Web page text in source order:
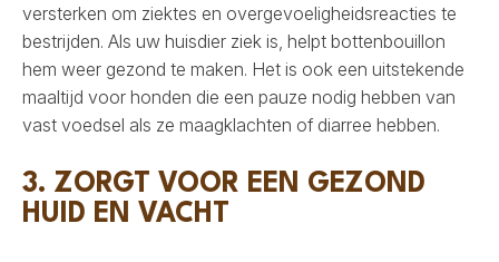
versterken om ziektes en overgevoeligheidsreacties te
bestrijden. Als uw huisdier ziek is, helpt bottenbouillon
hem weer gezond te maken. Het is ook een uitstekende
maaltijd voor honden die een pauze nodig hebben van
vast voedsel als ze maagklachten of diarree hebben.
3. ZORGT VOOR EEN GEZOND
HUID EN VACHT